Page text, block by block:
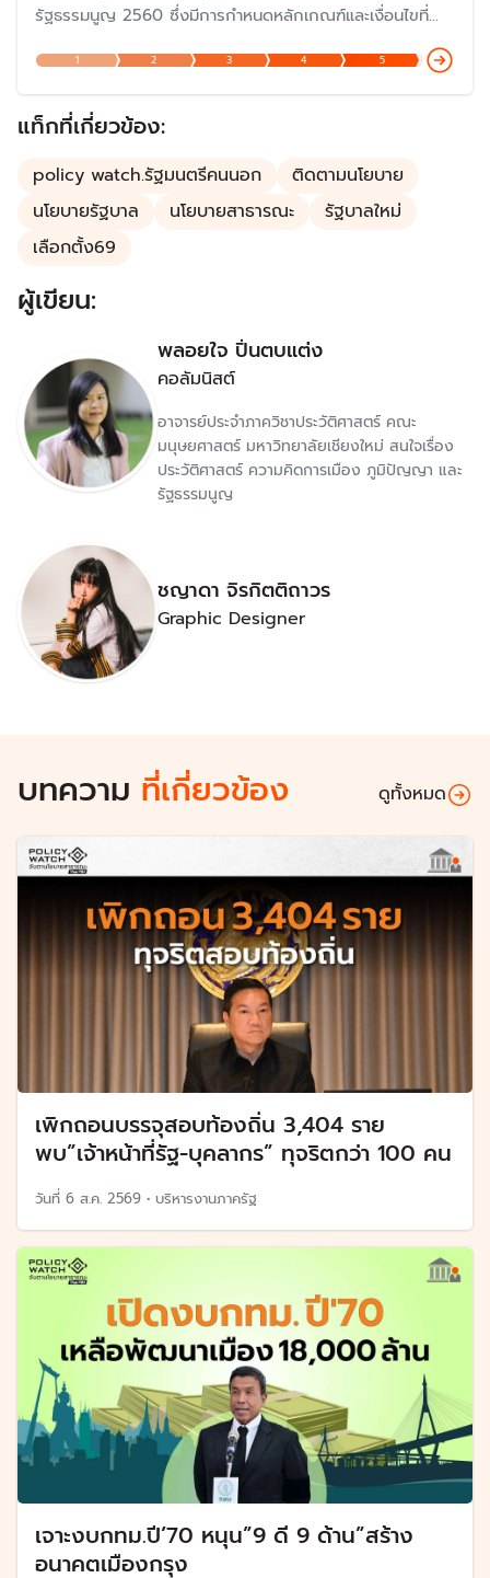
รัฐธรรมนูญ 2560 ซึ่งมีการกำหนดหลักเกณฑ์และเงื่อนไขที่
แตกต่างไปจากรัฐธรรมนูญก่อนหน้านั้น แม้ว่าจะมีเจตนารมณ์
เพื่อให้มีวุฒิสมาชิกที่มีความรู้ความสามารถอย่างแท้จริง แต่ก็
ถูกวิพากษ์วิจารณ์ค่อนข้างมากในเรื่องของกฏกติกาในการ
เลือกตั้ง เพราะเป็นการเลือกโดยผู้สมัคร
1 2 3 4 5
แท็กที่เกี่ยวข้อง:
policy watch.รัฐมนตรีคนนอก
ติดตามนโยบาย
นโยบายรัฐบาล
นโยบายสาธารณะ
รัฐบาลใหม่
เลือกตั้ง69
ผู้เขียน:
พลอยใจ ปิ่นตบแต่ง
คอลัมนิสต์
อาจารย์ประจำภาควิชาประวัติศาสตร์ คณะ
มนุษยศาสตร์ มหาวิทยาลัยเชียงใหม่ สนใจเรื่อง
ประวัติศาสตร์ ความคิดการเมือง ภูมิปัญญา และ
รัฐธรรมนูญ
ชญาดา จิรกิตติถาวร
Graphic Designer
บทความ ที่เกี่ยวข้อง ดูทั้งหมด
เพิกถอนบรรจุสอบท้องถิ่น 3,404 ราย
พบ”เจ้าหน้าที่รัฐ-บุคลากร” ทุจริตกว่า 100 คน
วันที่ 6 ส.ค. 2569 • บริหารงานภาครัฐ
เจาะงบกทม.ปี’70 หนุน”9 ดี 9 ด้าน”สร้าง
อนาคตเมืองกรุง